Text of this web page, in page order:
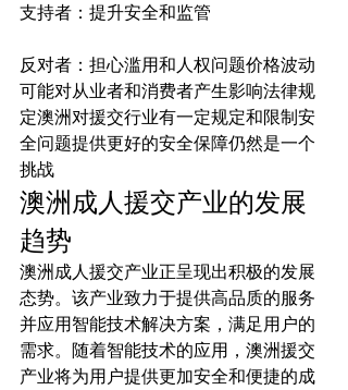
支持者：提升安全和监管
反对者：担心滥用和人权问题价格波动
可能对从业者和消费者产生影响法律规
定澳洲对援交行业有一定规定和限制安
全问题提供更好的安全保障仍然是一个
挑战
澳洲成人援交产业的发展
趋势
澳洲成人援交产业正呈现出积极的发展
态势。该产业致力于提供高品质的服务
并应用智能技术解决方案，满足用户的
需求。随着智能技术的应用，澳洲援交
产业将为用户提供更加安全和便捷的成